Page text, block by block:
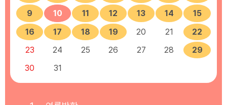
9
10 11 12 13 14
15
16
17 18 19 20 21
22
23
24 25 26 27 28
29
30
31